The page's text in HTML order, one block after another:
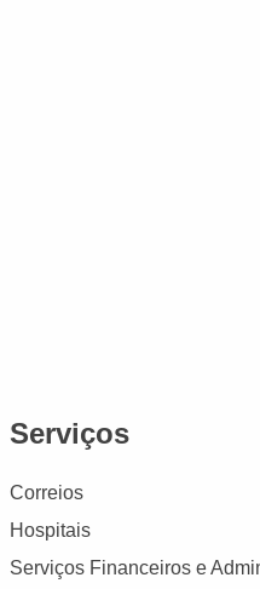
Serviços
Correios
Hospitais
Serviços Financeiros e